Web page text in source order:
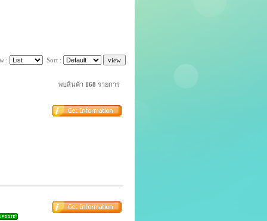
: Sort :
พบสินค้า 168 รายการ